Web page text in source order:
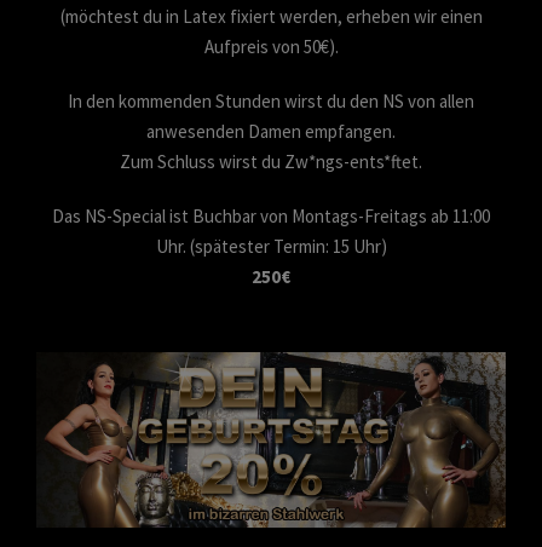
(möchtest du in Latex fixiert werden, erheben wir einen
Aufpreis von 50€).
In den kommenden Stunden wirst du den NS von allen
anwesenden Damen empfangen.
Zum Schluss wirst du Zw*ngs-ents*ftet.
Das NS-Special ist Buchbar von Montags-Freitags ab 11:00
Uhr. (spätester Termin: 15 Uhr)
250€